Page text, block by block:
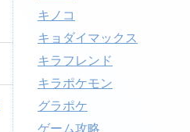
キノコ
キョダイマックス
キラフレンド
キラポケモン
グラポケ
ゲーム攻略